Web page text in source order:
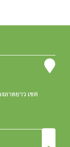
ลาดยาว เขต